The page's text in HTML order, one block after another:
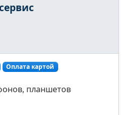
Оплата картой
планшетов